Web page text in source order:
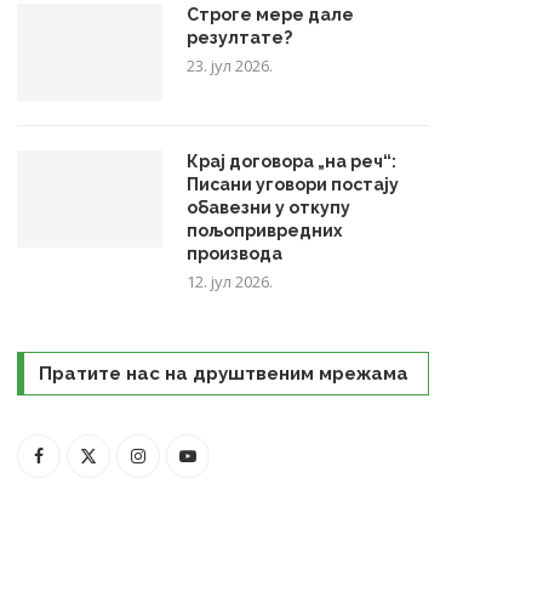
Строге мере дале
резултате?
23. јул 2026.
Крај договора „на реч“:
Писани уговори постају
обавезни у откупу
пољопривредних
производа
12. јул 2026.
Пратите нас на друштвеним мрежама